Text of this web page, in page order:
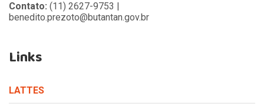
Contato: (11) 2627-9753 |
benedito.prezoto@butantan.gov.br
Links
LATTES